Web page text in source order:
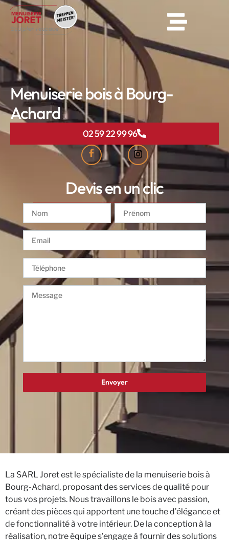
Menuiserie bois à Bourg-
Achard
02 59 22 99 96
Devis en un clic
La SARL Joret est le spécialiste de la menuiserie bois à
Bourg-Achard, proposant des services de qualité pour
tous vos projets. Nous travaillons le bois avec passion,
créant des pièces qui apportent une touche d’élégance et
de fonctionnalité à votre intérieur. De la conception à la
réalisation, notre équipe s’engage à fournir des solutions